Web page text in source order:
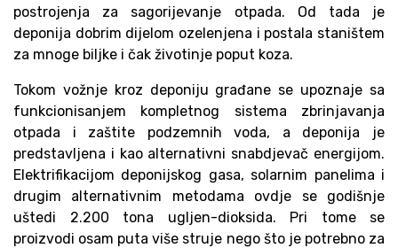
postrojenja za sagorijevanje otpada. Od tada je
deponija dobrim dijelom ozelenjena i postala staništem
za mnoge biljke i čak životinje poput koza.
Tokom vožnje kroz deponiju građane se upoznaje sa
funkcionisanjem kompletnog sistema zbrinjavanja
otpada i zaštite podzemnih voda, a deponija je
predstavljena i kao alternativni snabdjevač energijom.
Elektrifikacijom deponijskog gasa, solarnim panelima i
drugim alternativnim metodama ovdje se godišnje
uštedi 2.200 tona ugljen-dioksida. Pri tome se
proizvodi osam puta više struje nego što je potrebno za